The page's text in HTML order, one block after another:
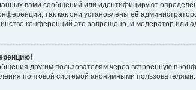
вами сообщений или идентифицируют
так как они установлены её
конференций это запрещено, и модератор или
другим пользователям через встроенную в
почтовой системой анонимными пользователями.